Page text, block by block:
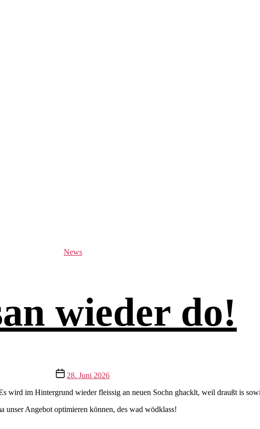
Kategorien
News
wieder do!
Beitragsdatum
28. Juni 2026
wird im Hintergrund wieder fleissig an neuen Sochn ghacklt, weil draußt is
unser Angebot optimieren können, des wad wödklass!